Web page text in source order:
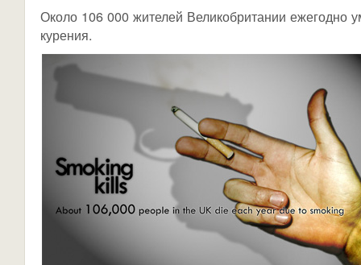
Около 106 000 жителей Великобритании ежегодно
курения.